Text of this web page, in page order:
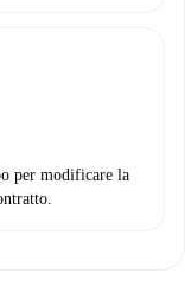
per modificare la